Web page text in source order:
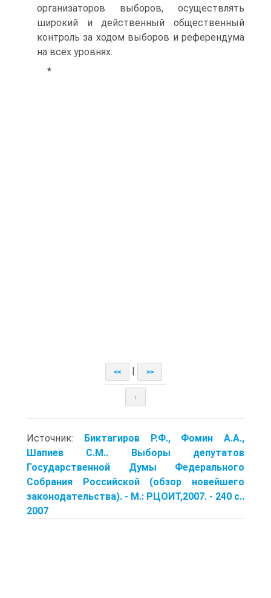
организаторов выборов, осуществлять
широкий и действенный общественный
контроль за ходом выборов и референдума
на всех уровнях.
*
<< >>
↑
Источник: Биктагиров Р.Ф., Фомин А.А.,
Шапиев С.М.. Выборы депутатов
Государственной Думы Федерального
Собрания Российской (обзор новейшего
законодательства). - М.: РЦОИТ,2007. - 240 с..
2007